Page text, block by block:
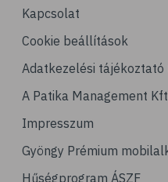
# kenyér
# gabona
Kapcsolat
Cookie beállítások
Adatkezelési tájékoztató
A Patika Management
Impresszum
Gyöngy Prémium
Hűségprogram ÁSZF